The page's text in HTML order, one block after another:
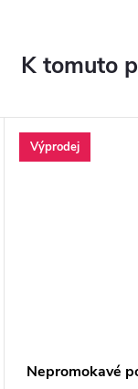
K tomuto
Výprodej
Nepromokavé